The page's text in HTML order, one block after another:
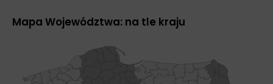
Mapa Województwa: na tle kraju